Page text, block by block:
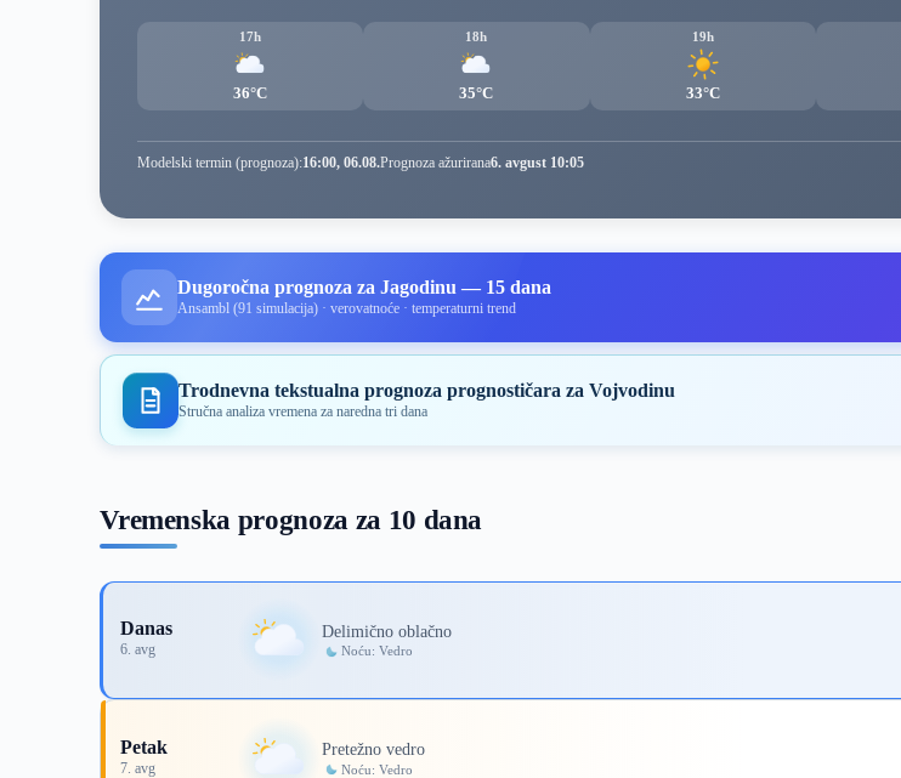
17h
36°C
18h
35°C
19h
33°C
Modelski termin (prognoza):16:00, 06.08.Prognoza ažurirana6. avgust 10:05
Dugoročna prognoza za Jagodinu — 15 dana
Ansambl (91 simulacija) · verovatnoće · temperaturni trend
Trodnevna tekstualna prognoza prognostičara za Vojvodinu
Stručna analiza vremena za naredna tri dana
Vremenska prognoza za 10 dana
Danas
6. avg
Delimično oblačno
Noću: Vedro
Petak
7. avg
Pretežno vedro
Noću: Vedro